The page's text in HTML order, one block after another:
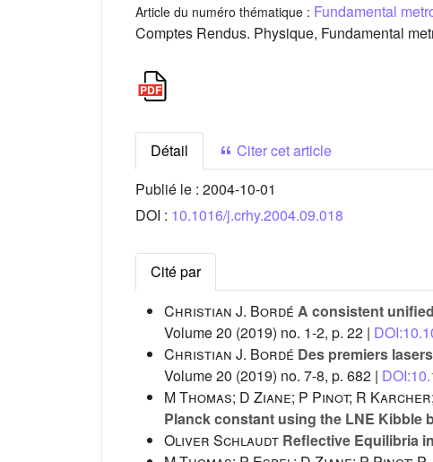
Article du numéro thématique : Fundamental
Comptes Rendus. Physique, Fundamental
Détail
Citer cet article
Publié le : 2004-10-01
DOI : 10.1016/j.crhy.2004.09.018
Cité par
Christian J. Bordé A consistent
Volume 20 (2019) no. 1-2, p. 22 |
Christian J. Bordé Des premiers
Volume 20 (2019) no. 7-8, p. 682 |
M Thomas; D Ziane; P Pinot; R
Planck constant using the LNE Kibble
Oliver Schlaudt Reflective Equilibria